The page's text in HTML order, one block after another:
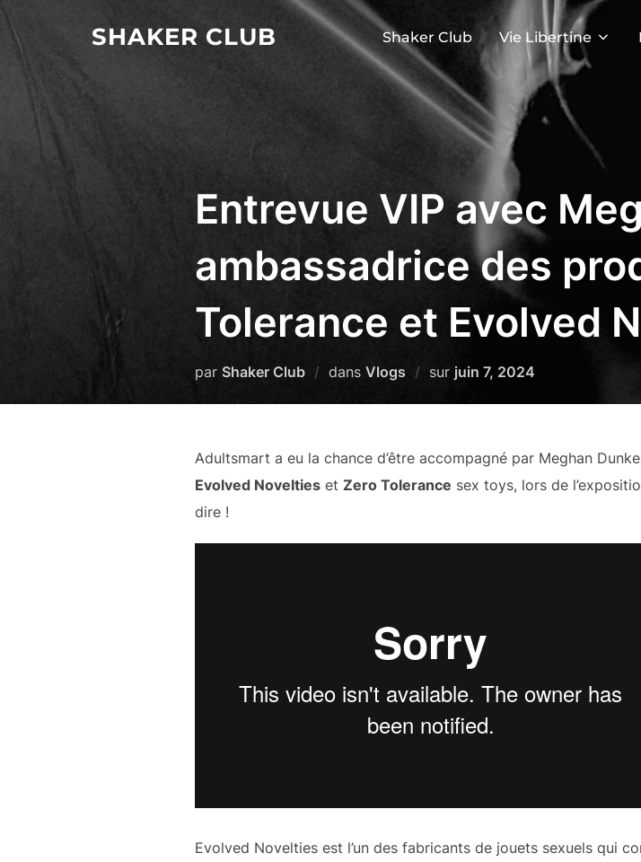
Aller
au
contenu
SHAKER CLUB Shaker Club Vie Libertine
Entrevue VIP avec
ambassadrice des
Tolerance et Evolved
par Shaker Club dans Vlogs sur Publié
juin 7, 2024
Adultsmart a eu la chance d’être accompagné par Meghan
Evolved Novelties et Zero Tolerance sex toys, lors de
dire !
Evolved Novelties est l’un des fabricants de jouets sexuels qui